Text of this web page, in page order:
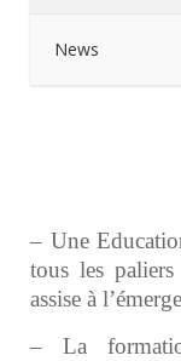
News
– Une
tous les
assise à
– La